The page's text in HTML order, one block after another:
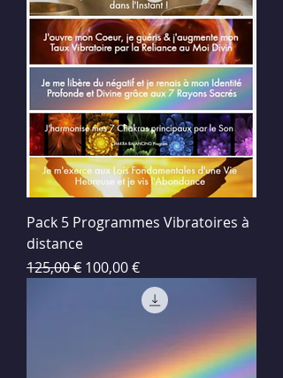
Pack 5 Programmes Vibratoires à
distance
Prix original
125,00 € Prix promotionnel
100,00 €